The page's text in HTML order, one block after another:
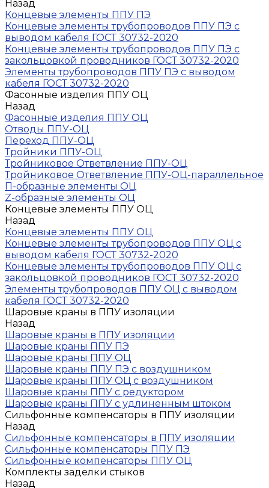
Назад
Концевые элементы ППУ ПЭ
Концевые элементы трубопроводов ППУ ПЭ с
выводом кабеля ГОСТ 30732-2020
Концевые элементы трубопроводов ППУ ПЭ с
закольцовкой проводников ГОСТ 30732-2020
Элементы трубопроводов ППУ ПЭ с выводом
кабеля ГОСТ 30732-2020
Фасонные изделия ППУ ОЦ
Назад
Фасонные изделия ППУ ОЦ
Отводы ППУ-ОЦ
Переход ППУ-ОЦ
Тройники ППУ-ОЦ
Тройниковое Ответвление ППУ-ОЦ
Тройниковое Ответвление ППУ-ОЦ-параллельное
П-образные элементы ОЦ
Z-образные элементы ОЦ
Концевые элементы ППУ ОЦ
Назад
Концевые элементы ППУ ОЦ
Концевые элементы трубопроводов ППУ ОЦ с
выводом кабеля ГОСТ 30732-2020
Концевые элементы трубопроводов ППУ ОЦ с
закольцовкой проводников ГОСТ 30732-2020
Элементы трубопроводов ППУ ОЦ с выводом
кабеля ГОСТ 30732-2020
Шаровые краны в ППУ изоляции
Назад
Шаровые краны в ППУ изоляции
Шаровые краны ППУ ПЭ
Шаровые краны ППУ ОЦ
Шаровые краны ППУ ПЭ с воздушником
Шаровые краны ППУ ОЦ с воздушником
Шаровые краны ППУ с редуктором
Шаровые краны ППУ с удлиненным штоком
Сильфонные компенсаторы в ППУ изоляции
Назад
Сильфонные компенсаторы в ППУ изоляции
Сильфонные компенсаторы ППУ ПЭ
Сильфонные компенсаторы ППУ ОЦ
Комплекты заделки стыков
Назад